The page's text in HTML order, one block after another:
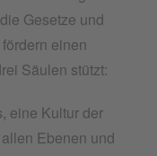
Gesetze und
einen
Säulen stützt:
eine Kultur der
Ebenen und